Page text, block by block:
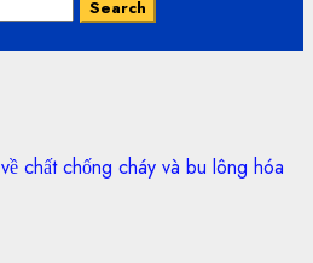
chất chống cháy và bu lông hóa